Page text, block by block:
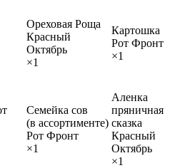
Ореховая Роща
Красный
Октябрь
×1
Картошка
Рот Фронт
×1
Семейка сов
(в ассортименте)
Рот Фронт
×1
Аленка
пряничная
сказка
Красный
Октябрь
×1